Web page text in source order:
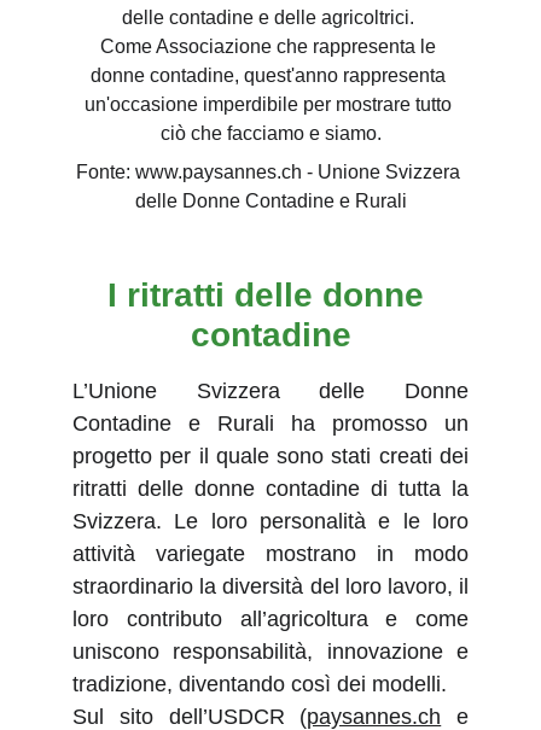
delle contadine e delle agricoltrici.
Come Associazione che rappresenta le
donne contadine, quest'anno rappresenta
un'occasione imperdibile per mostrare tutto
ciò che facciamo e siamo.
Fonte: www.paysannes.ch - Unione Svizzera
delle Donne Contadine e Rurali
I ritratti delle donne
contadine
L’Unione Svizzera delle Donne
Contadine e Rurali ha promosso un
progetto per il quale sono stati creati dei
ritratti delle donne contadine di tutta la
Svizzera. Le loro personalità e le loro
attività variegate mostrano in modo
straordinario la diversità del loro lavoro, il
loro contributo all’agricoltura e come
uniscono responsabilità, innovazione e
tradizione, diventando così dei modelli.
Sul sito dell’USDCR (paysannes.ch e